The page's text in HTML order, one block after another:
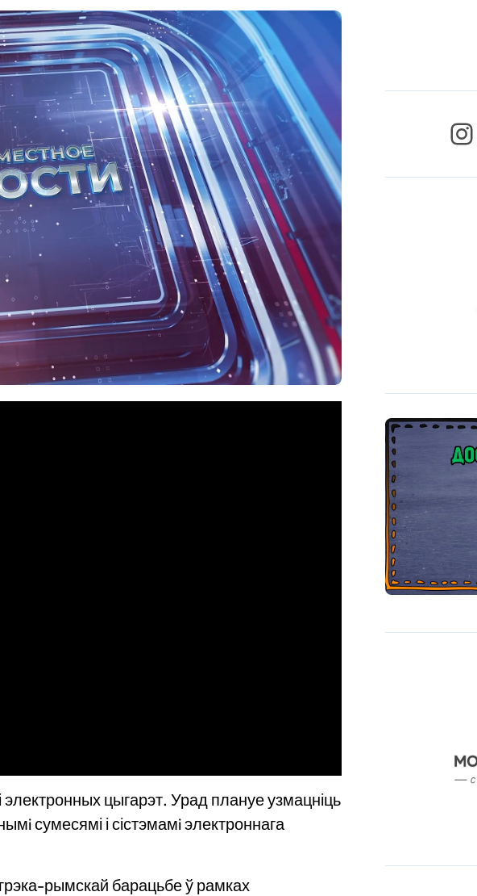
цыгарэт. Урад плануе узмацніць
сумесямі і сістэмамi электроннага
рымскай барацьбе ў рамках
Instagram